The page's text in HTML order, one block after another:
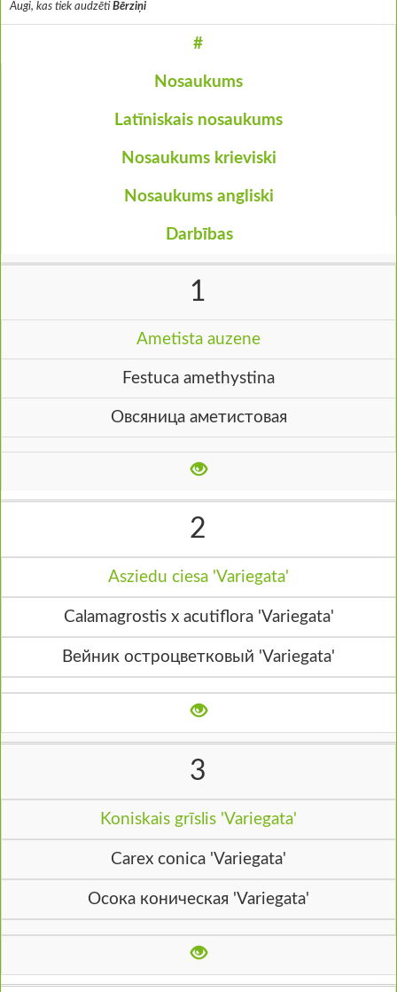
Augi, kas tiek audzēti Bērziņi
#
Nosaukums
Latīniskais nosaukums
Nosaukums krieviski
Nosaukums angliski
Darbības
1
Ametista auzene
Festuca amethystina
Овсяница аметистовая
2
Asziedu ciesa 'Variegata'
Calamagrostis x acutiflora 'Variegata'
Вейник остроцветковый 'Variegata'
3
Koniskais grīslis 'Variegata'
Carex conica 'Variegata'
Осока коническая 'Variegata'